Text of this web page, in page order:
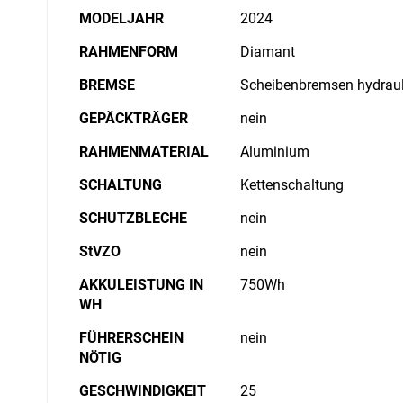
MODELJAHR
2024
RAHMENFORM
Diamant
BREMSE
Scheibenbremsen
GEPÄCKTRÄGER
nein
RAHMENMATERIAL
Aluminium
SCHALTUNG
Kettenschaltung
SCHUTZBLECHE
nein
StVZO
nein
AKKULEISTUNG IN
WH
750Wh
FÜHRERSCHEIN
NÖTIG
nein
GESCHWINDIGKEIT
25